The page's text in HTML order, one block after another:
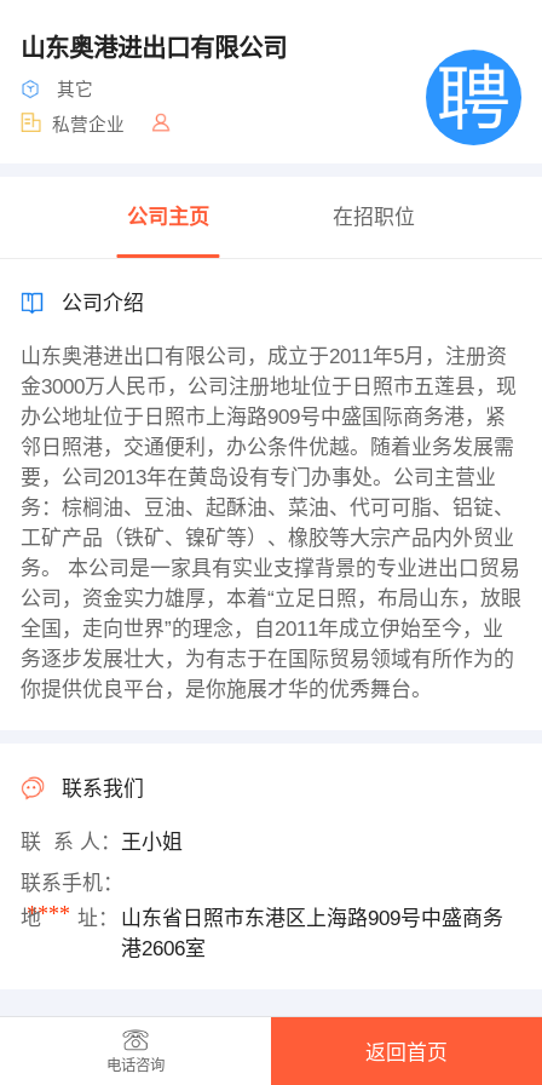
山东奥港进出口有限公司
其它
私营企业
公司主页 在招职位
公司介绍
山东奥港进出口有限公司，成立于2011年5月，注册资
金3000万人民币，公司注册地址位于日照市五莲县，现
办公地址位于日照市上海路909号中盛国际商务港，紧
邻日照港，交通便利，办公条件优越。随着业务发展需
要，公司2013年在黄岛设有专门办事处。公司主营业
务：棕榈油、豆油、起酥油、菜油、代可可脂、铝锭、
工矿产品（铁矿、镍矿等）、橡胶等大宗产品内外贸业
务。 本公司是一家具有实业支撑背景的专业进出口贸易
公司，资金实力雄厚，本着“立足日照，布局山东，放眼
全国，走向世界”的理念，自2011年成立伊始至今，业
务逐步发展壮大，为有志于在国际贸易领域有所作为的
你提供优良平台，是你施展才华的优秀舞台。
联系我们
联 系 人： 王小姐
联系手机：
****
地 址：
山东省日照市东港区上海路909号中盛商务
港2606室
电话咨询
返回首页